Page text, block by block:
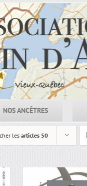
NOS ANCÊTRES
les articles 50